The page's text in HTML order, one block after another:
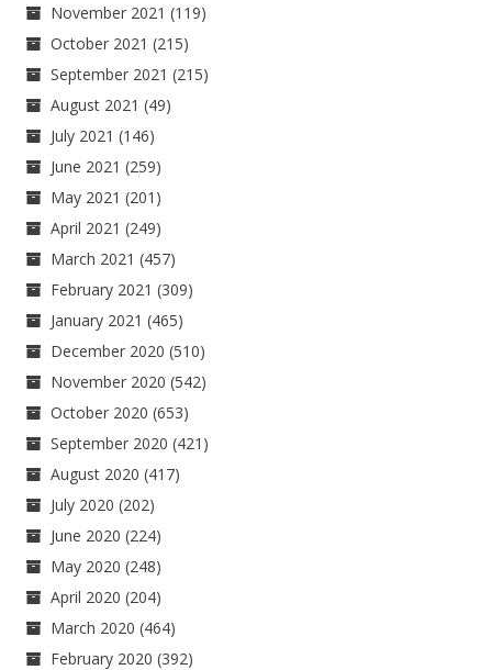
November 2021 (119)
October 2021 (215)
September 2021 (215)
August 2021 (49)
July 2021 (146)
June 2021 (259)
May 2021 (201)
April 2021 (249)
March 2021 (457)
February 2021 (309)
January 2021 (465)
December 2020 (510)
November 2020 (542)
October 2020 (653)
September 2020 (421)
August 2020 (417)
July 2020 (202)
June 2020 (224)
May 2020 (248)
April 2020 (204)
March 2020 (464)
February 2020 (392)